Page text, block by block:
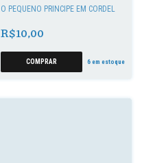
O PEQUENO PRÍNCIPE EM CORDEL
R$10,00
6 em estoque